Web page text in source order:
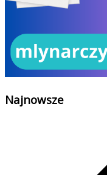
Najnowsze